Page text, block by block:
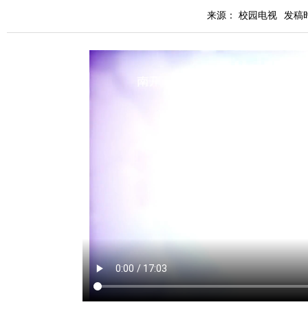
来源： 校园电视 发稿